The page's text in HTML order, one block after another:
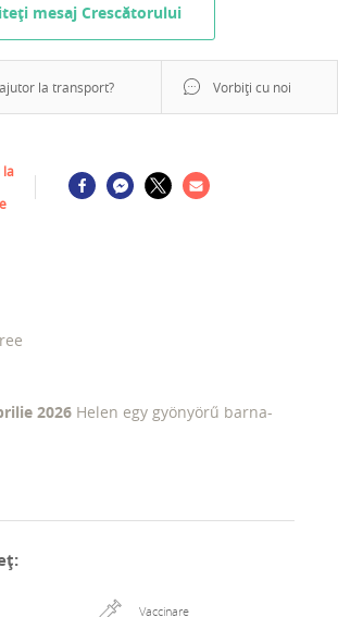
mesaj Crescătorului
la transport? Vorbiți cu noi
la
2026 Helen egy gyönyörű barna-
:
Vaccinare